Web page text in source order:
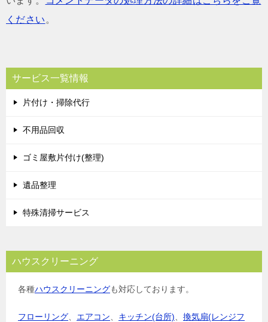
ください 。
サービス一覧情報
片付け・掃除代行
不用品回収
ゴミ屋敷片付け(整理)
遺品整理
特殊清掃サービス
ハウスクリーニング
各種ハウスクリーニングも対応しております。
フローリング エアコン キッチン(台所)
換気扇(レンジフ